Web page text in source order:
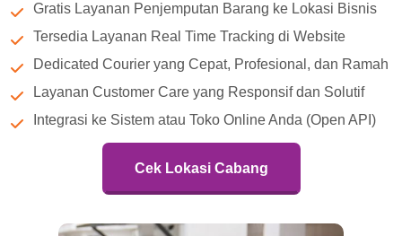
Gratis Layanan Penjemputan Barang ke Lokasi Bisnis
Tersedia Layanan Real Time Tracking di Website
Dedicated Courier yang Cepat, Profesional, dan Ramah
Layanan Customer Care yang Responsif dan Solutif
Integrasi ke Sistem atau Toko Online Anda (Open API)
Cek Lokasi Cabang